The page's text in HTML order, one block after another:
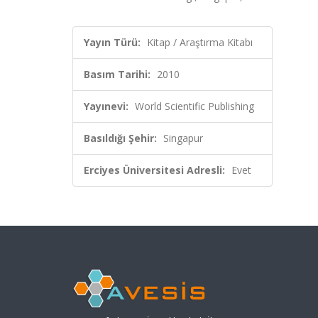
Yayın Türü: Kitap / Araştırma Kitabı
Basım Tarihi: 2010
Yayınevi: World Scientific Publishing
Basıldığı Şehir: Singapur
Erciyes Üniversitesi Adresli: Evet